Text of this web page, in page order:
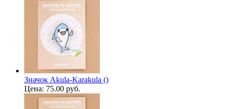
Значок Akula-Karakula ()
Цена: 75.00 руб.